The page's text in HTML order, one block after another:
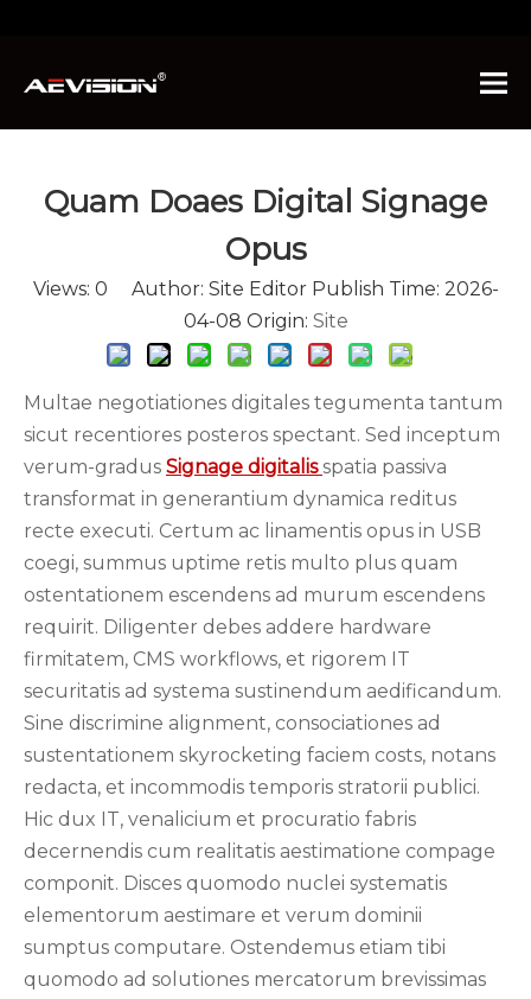
Quomodo Doaes Digital Signage Laboris
Quam Doaes Digital Signage
Opus
Views: 0 Author: Site Editor Publish Time: 2026-
04-08 Origin: Site
Multae negotiationes digitales tegumenta tantum
sicut recentiores posteros spectant. Sed inceptum
verum-gradus Signage digitalisspatia passiva
transformat in generantium dynamica reditus
recte executi. Certum ac linamentis opus in USB
coegi, summus uptime retis multo plus quam
ostentationem escendens ad murum escendens
requirit. Diligenter debes addere hardware
firmitatem, CMS workflows, et rigorem IT
securitatis ad systema sustinendum aedificandum.
Sine discrimine alignment, consociationes ad
sustentationem skyrocketing faciem costs, notans
redacta, et incommodis temporis stratorii publici.
Hic dux IT, venalicium et procuratio fabris
decernendis cum realitatis aestimatione compage
componit. Disces quomodo nuclei systematis
elementorum aestimare et verum dominii
sumptus computare. Ostendemus etiam tibi
quomodo ad solutiones mercatorum brevissimas